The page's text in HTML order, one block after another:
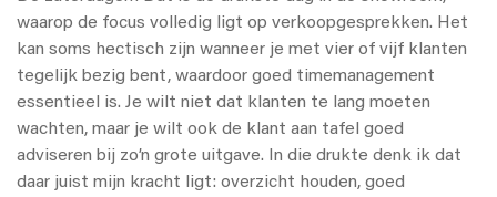
waarop de focus volledig ligt op verkoopgesprekken. Het
kan soms hectisch zijn wanneer je met vier of vijf klanten
tegelijk bezig bent, waardoor goed timemanagement
essentieel is. Je wilt niet dat klanten te lang moeten
wachten, maar je wilt ook de klant aan tafel goed
adviseren bij zo’n grote uitgave. In die drukte denk ik dat
daar juist mijn kracht ligt: overzicht houden, goed